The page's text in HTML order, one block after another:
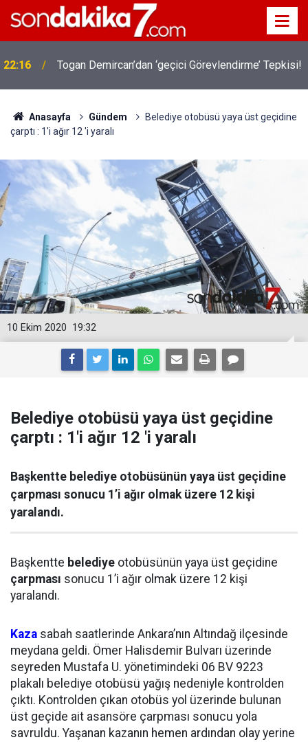
22:16 Togan Demircan’dan ‘geçici Görevlendirme’ Tepkisi!
Anasayfa Gündem
Belediye otobüsü yaya üst geçidine
çarptı : 1'i ağır 12 'i yaralı
19:32
10 Ekim 2020
Belediye otobüsü yaya üst geçidine
çarptı : 1'i ağır 12 'i yaralı
Başkentte belediye otobüsünün yaya üst geçidine
çarpması sonucu 1’i ağır olmak üzere 12 kişi
yaralandı.
Başkentte belediye otobüsünün yaya üst geçidine
çarpması sonucu 1’i ağır olmak üzere 12 kişi
yaralandı.
Kaza sabah saatlerinde Ankara’nın Altındağ ilçesinde
meydana geldi. Ömer Halisdemir Bulvarı üzerinde
seyreden Mustafa U. yönetimindeki 06 BV 9223
plakalı belediye otobüsü yağış nedeniyle kontrolden
çıktı. Kontrolden çıkan otobüs yol üzerinde bulunan
üst geçide ait asansöre çarpması sonucu yola
savruldu. Yaşanan kazanın hemen ardından olay yerine